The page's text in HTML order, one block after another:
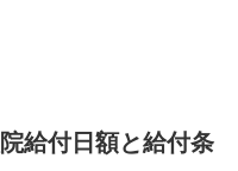
給付日額と給付条